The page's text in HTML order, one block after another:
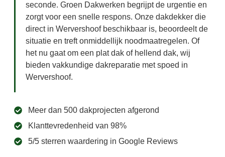
seconde. Groen Dakwerken begrijpt de urgentie en
zorgt voor een snelle respons. Onze dakdekker die
direct in Wervershoof beschikbaar is, beoordeelt de
situatie en treft onmiddellijk noodmaatregelen. Of
het nu gaat om een plat dak of hellend dak, wij
bieden vakkundige dakreparatie met spoed in
Wervershoof.
Meer dan 500 dakprojecten afgerond
Klanttevredenheid van 98%
5/5 sterren waardering in Google Reviews